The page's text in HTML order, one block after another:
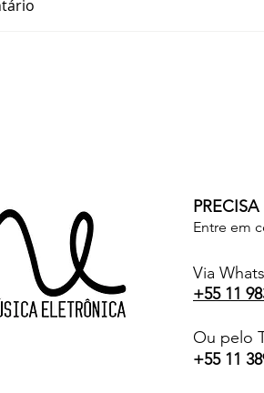
Entre em
Via
+55 11
Ou pelo
+55 11